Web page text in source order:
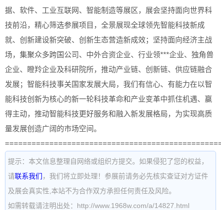
据、软件、工业互联网、智能制造等展区，展会坚持面向世界科
技前沿，精心筛选参展项目，全景展现全球领先智能科技新成
就、创新建设新突破、创新生态营造新成效；坚持面向经济主战
场，集聚众多跨国公司、中外合资企业、行业领***企业、独角兽
企业、瞪羚企业及科研院所，推动产业链、创新链、供应链融合
发展；智能科技事关国家发展大局，我们有信心、有能力在以智
能科技创新为核心的新一轮科技革命和产业变革中抓住机遇、赢
得主动，推动智能科技更好服务和融入新发展格局，为实现高质
量发展创造广阔的市场空间。
提示：本文信息整理自网络或组织方提交。如果侵犯了您的权益，
请联系我们 ，我们将立即处理！参展前请务必先核实查证对方证件
及展会真实性,本站不为合作双方承担任何责任及风险。
如需转载请注明出处：http://www.1968w.com/a/14827.html